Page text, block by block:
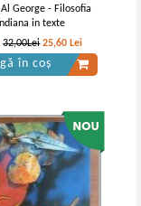
George - Filosofia
in texte
32,00Lei 25,60 Lei
în coș